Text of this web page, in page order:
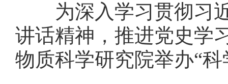
为深入学习贯彻习近
讲话精神，推进党史学
物质科学研究院举办“